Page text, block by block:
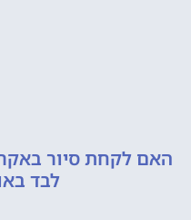
סיור
לבד באופן